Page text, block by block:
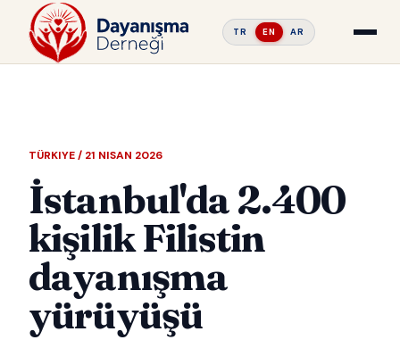
TR EN AR
TÜRKIYE / 21 NISAN 2026
İstanbul'da 2.400
kişilik Filistin
dayanışma
yürüyüşü